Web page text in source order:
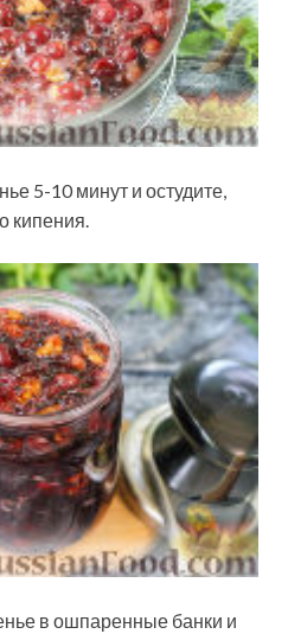
5-10 минут и остудите,
кипения.
в ошпаренные банки и